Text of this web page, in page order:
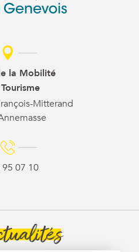
la Mobilité
Mitterand
07 10